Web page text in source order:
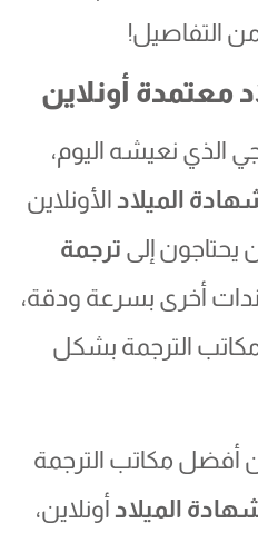
التفاصيل!
معتمدة أونلاين
الذي نعيشه اليوم،
الميلادالأونلاين
يحتاجون إلى ترجمة
أخرى بسرعة ودقة،
الترجمة بشكل
أفضل مكاتب الترجمة
الميلادأونلاين،